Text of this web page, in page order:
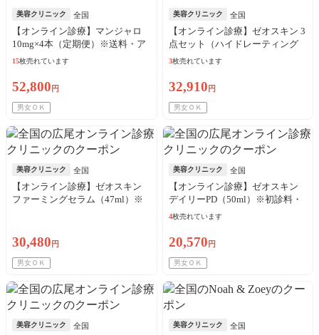
美容クリニック 全国
【オンライン診療】マンジャロ
10mg×4本（定期便）※送料・ア
ルコール綿・診察料込
15枚売れています
52,800 円
男女ＯＫ
美容クリニック 全国
【オンライン診療】ゼオスキン 3
点セット（ハイドレーティング
クレンザー＋バランサートナー
込
3枚売れています
32,910 円
男女ＯＫ
美容クリニック 全国
【オンライン診療】ゼオスキン
ファーミングセラム（47ml）※
30,480 円
男女ＯＫ
美容クリニック 全国
【オンライン診療】ゼオスキン
デイリーPD（50ml）※初診料・
送料込
4枚売れています
20,570 円
男女ＯＫ
美容クリニック 全国 美容クリニック 全国